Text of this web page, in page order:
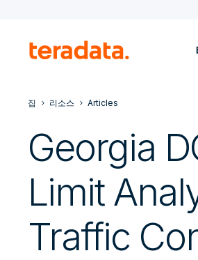
집 리소스 Articles
Georgia
Limit
Traffic